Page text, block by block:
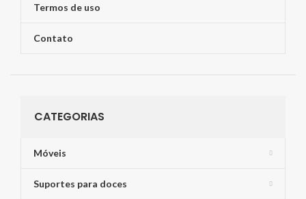
Termos de uso
Contato
CATEGORIAS
Móveis
Suportes para doces